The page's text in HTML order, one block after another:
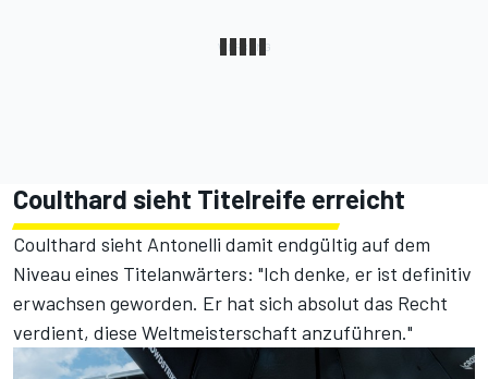
Coulthard sieht Titelreife erreicht
Coulthard sieht Antonelli damit endgültig auf dem
Niveau eines Titelanwärters: "Ich denke, er ist definitiv
erwachsen geworden. Er hat sich absolut das Recht
verdient, diese Weltmeisterschaft anzuführen."